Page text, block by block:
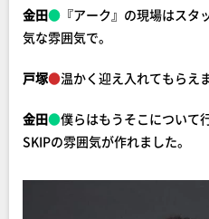
金田● 『アーク』の現場はス
気な雰囲気で。
戸塚●温かく迎え入れてもらえ
金田●僕らはもうそこについて
SKIPの雰囲気が作れました。